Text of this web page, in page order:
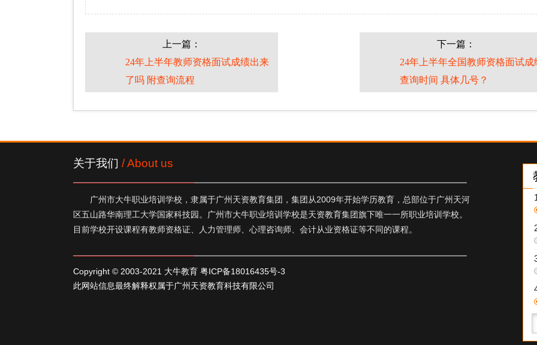
上一篇：
24年上半年教师资格面试成绩出来
了吗 附查询流程
下一篇：
24年上半年全国教师资格面试成
查询时间 具体几号？
关于我们 / About us
广州市大牛职业培训学校，隶属于广州天资教育集团，集团从2009年开始学历教育，总部位于广州天河
区五山路华南理工大学国家科技园。广州市大牛职业培训学校是天资教育集团旗下唯一一所职业培训学校。
目前学校开设课程有教师资格证、人力管理师、心理咨询师、会计从业资格证等不同的课程。
Copyright © 2003-2021 大牛教育 粤ICP备18016435号-3
此网站信息最终解释权属于广州天资教育科技有限公司